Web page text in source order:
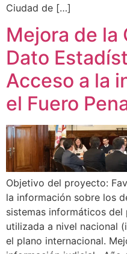
Ciudad de […]
Mejora de la
Dato
Acceso a la
el Fuero
Objetivo del proyecto:
la información sobre los
sistemas informáticos
utilizada a nivel nacional
el plano internacional.